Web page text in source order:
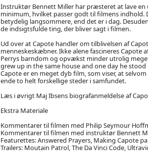
Instruktør Bennett Miller har præsteret at lave
minimum, hvilket passer godt til filmens indhold.
betydelig langsommere, end det er i dag.
de indsigtsfulde ting, der bliver sagt i filmen.
Ud over at Capote handler om tilblivelsen af
menneskeskæbner. Ikke alene fascineres Capote
Perrys barndom og opvækst minder utrolig
grew up in the same house and one day he
Capote er en meget dyb film, som viser, at
ende to helt forskellige steder i samfundet.
Læs i øvrigt Maj Ibsens biografanmeldelse af
Ekstra Materiale
Kommentarer til filmen med Philip Seymour
Kommentarer til filmen med instruktør Bennett
Featurettes: Answered Prayers, Making Capote
Trailers: Moutain Patrol, The Da Vinci Code,